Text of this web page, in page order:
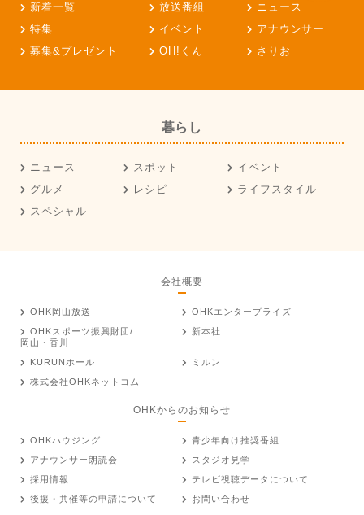
新着一覧 放送番組
ニュース
特集
イベント
アナウンサー
募集&プレゼント
OH!くん さりお
暮らし
ニュース スポット
イベント
グルメ
レシピ
ライフスタイル
スペシャル
会社概要
OHK岡山放送
OHKエンタープライズ
OHKスポーツ振興財団/
岡山・香川
新本社
KURUNホール
ミルン
株式会社OHKネットコム
OHKからのお知らせ
OHKハウジング
青少年向け推奨番組
アナウンサー朗読会
スタジオ見学
採用情報
テレビ視聴データについて
後援・共催等の申請について
お問い合わせ